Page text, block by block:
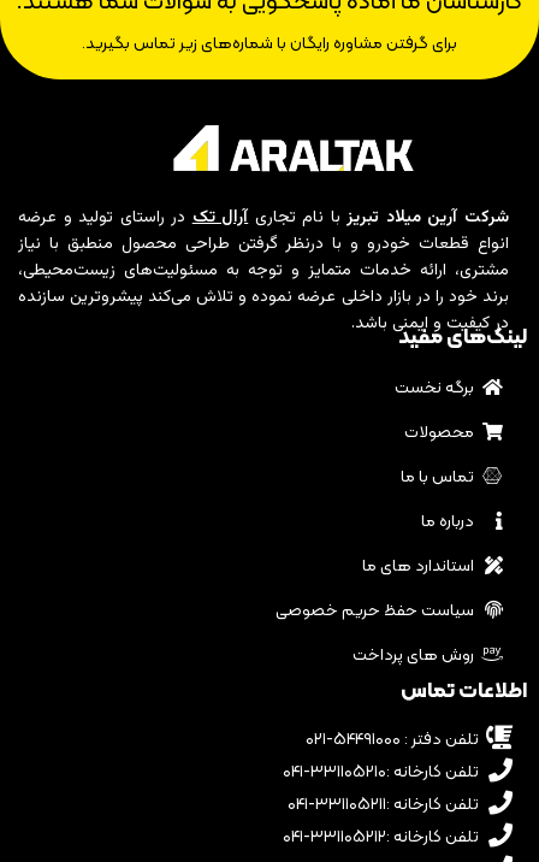
برای گرفتن مشاوره رایگان با شماره‌های زیر تماس بگیرید.
شرکت آرین میلاد تبریزبا نام تجاریآرال تکدر راستای تولید و عرضه
انواع قطعات خودرو و با درنظر گرفتن طراحی محصول منطبق با نیاز
مشتری، ارائه خدمات متمایز و توجه به مسئولیت‌های زیست‌محیطی،
برند خود را در بازار داخلی عرضه نموده و تلاش می‌کند پیشروترین سازنده
در کیفیت و ایمنی باشد.
لینک‌های مفید
برگه نخست
محصولات
تماس با ما
درباره ما
استاندارد های ما
سیاست حفظ حریم خصوصی
روش های پرداخت
اطلاعات تماس
تلفن دفتر : ۵۴۴۹۱۰۰۰-۰۲۱
تلفن کارخانه :۳۳۱۱۰۵۲۱۰-۰۴۱
تلفن کارخانه :۳۳۱۱۰۵۲۱۱-۰۴۱
تلفن کارخانه :۳۳۱۱۰۵۲۱۲-۰۴۱